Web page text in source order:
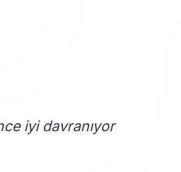
iyi davranıyor